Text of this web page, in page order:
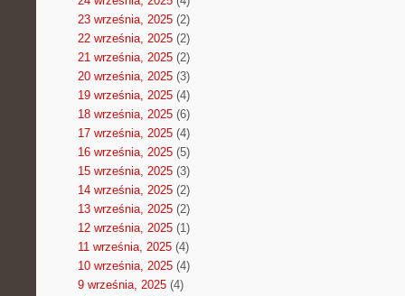
23 września, 2025(2)
22 września, 2025(2)
21 września, 2025(2)
20 września, 2025(3)
19 września, 2025(4)
18 września, 2025(6)
17 września, 2025(4)
16 września, 2025(5)
15 września, 2025(3)
14 września, 2025(2)
13 września, 2025(2)
12 września, 2025(1)
11 września, 2025(4)
10 września, 2025(4)
9 września, 2025(4)